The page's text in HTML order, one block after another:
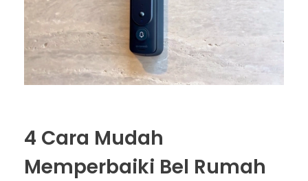
4 Cara Mudah
Memperbaiki Bel Rumah